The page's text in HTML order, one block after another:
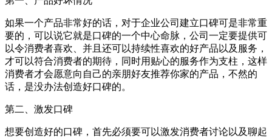
如果一个产品非常好的话，对于企业公司建立口碑可是非常重
要的，可以说它就是口碑的一个中心命脉，公司一定要提供可
以令消费者喜欢、并且还可以持续性喜欢的好产品以及服务，
才可以符合消费者的期待，同时用贴心的服务作为支柱，这样
消费者才会愿意向自己的亲朋好友推荐你家的产品，不然的
话，是没办法创造好口碑的。
第二、激发口碑
想要创造好的口碑，首先必须要可以激发消费者讨论以及聊起